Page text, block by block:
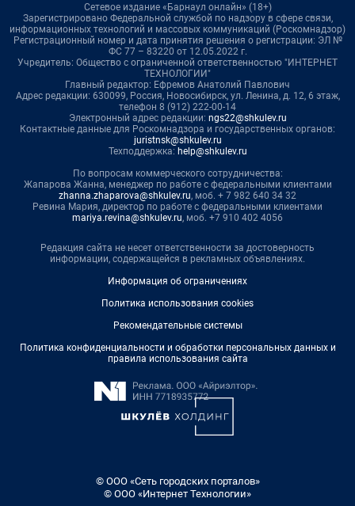
Сетевое издание «Барнаул онлайн» (18+)
Зарегистрировано Федеральной службой по надзору в сфере связи,
информационных технологий и массовых коммуникаций (Роскомнадзор)
Регистрационный номер и дата принятия решения о регистрации: ЭЛ №
ФС 77 – 83220 от 12.05.2022 г.
Учредитель: Общество с ограниченной ответственностью "ИНТЕРНЕТ
ТЕХНОЛОГИИ"
Главный редактор: Ефремов Анатолий Павлович
Адрес редакции: 630099, Россия, Новосибирск, ул. Ленина, д. 12, 6 этаж,
телефон 8 (912) 222-00-14
Электронный адрес редакции: ngs22@shkulev.ru
Контактные данные для Роскомнадзора и государственных органов:
juristnsk@shkulev.ru
Техподдержка: help@shkulev.ru
По вопросам коммерческого сотрудничества:
Жапарова Жанна, менеджер по работе с федеральными клиентами
zhanna.zhaparova@shkulev.ru, моб. + 7 982 640 34 32
Ревина Мария, директор по работе с федеральными клиентами
mariya.revina@shkulev.ru, моб. +7 910 402 4056
Редакция сайта не несет ответственности за достоверность
информации, содержащейся в рекламных объявлениях.
Информация об ограничениях
Политика использования cookies
Рекомендательные системы
Политика конфиденциальности и обработки персональных данных и
правила использования сайта
© ООО «Сеть городских порталов»
© ООО «Интернет Технологии»